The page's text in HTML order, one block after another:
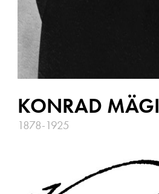
KONRAD MÄGI
1878-1925